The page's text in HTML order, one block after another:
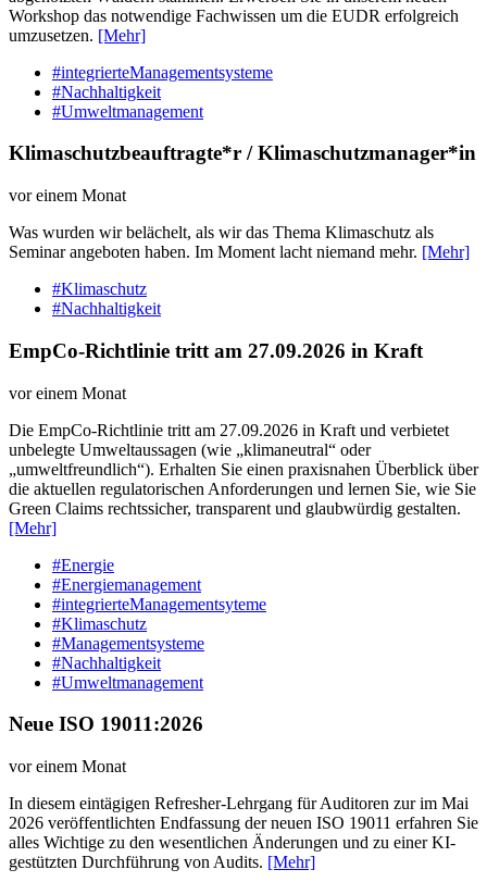
Workshop das notwendige Fachwissen um die EUDR erfolgreich
umzusetzen. [Mehr]
#integrierteManagementsysteme
#Nachhaltigkeit
#Umweltmanagement
Klimaschutzbeauftragte*r / Klimaschutzmanager*in
vor einem Monat
Was wurden wir belächelt, als wir das Thema Klimaschutz als
Seminar angeboten haben. Im Moment lacht niemand mehr. [Mehr]
#Klimaschutz
#Nachhaltigkeit
EmpCo-Richtlinie tritt am 27.09.2026 in Kraft
vor einem Monat
Die EmpCo-Richtlinie tritt am 27.09.2026 in Kraft und verbietet
unbelegte Umweltaussagen (wie „klimaneutral“ oder
„umweltfreundlich“). Erhalten Sie einen praxisnahen Überblick über
die aktuellen regulatorischen Anforderungen und lernen Sie, wie Sie
Green Claims rechtssicher, transparent und glaubwürdig gestalten.
[Mehr]
#Energie
#Energiemanagement
#integrierteManagementsyteme
#Klimaschutz
#Managementsysteme
#Nachhaltigkeit
#Umweltmanagement
Neue ISO 19011:2026
vor einem Monat
In diesem eintägigen Refresher-Lehrgang für Auditoren zur im Mai
2026 veröffentlichten Endfassung der neuen ISO 19011 erfahren Sie
alles Wichtige zu den wesentlichen Änderungen und zu einer KI-
gestützten Durchführung von Audits. [Mehr]